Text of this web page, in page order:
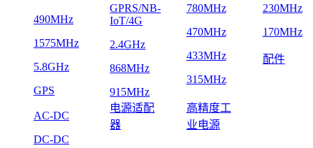
490MHz
1575MHz
5.8GHz
GPS
GPRS/NB-
IoT/4G
2.4GHz
868MHz
915MHz
780MHz
470MHz
433MHz
315MHz
230MHz
170MHz
配件
AC-DC
DC-DC
电源适配
器
高精度工
业电源